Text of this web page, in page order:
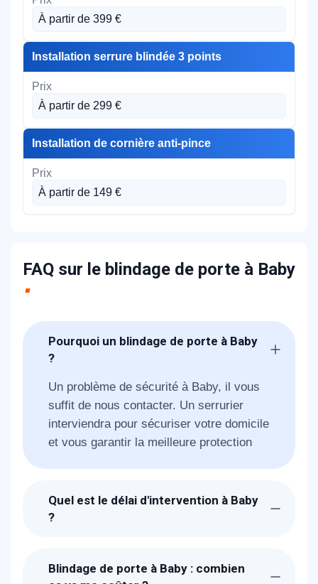
À partir de 399 €
Installation serrure blindée 3 points
À partir de 299 €
Installation de cornière anti-pince
À partir de 149 €
FAQ sur le blindage de porte à Baby
Pourquoi un blindage de porte à Baby
?
Un problème de sécurité à Baby, il vous
suffit de nous contacter. Un serrurier
interviendra pour sécuriser votre domicile
et vous garantir la meilleure protection
Quel est le délai d'intervention à Baby
?
Baby dans l'heure pour vous proposer la
Blindage de porte à Baby : combien